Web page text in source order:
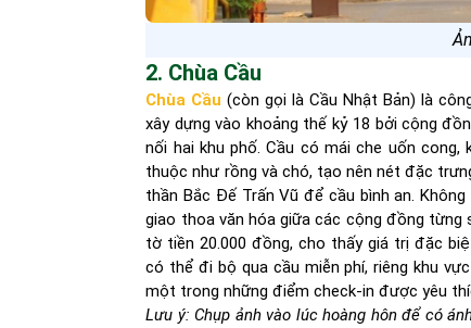
2. Chùa Cầu
Chùa Cầu (còn gọi là Cầu Nhật Bản) là
xây dựng vào khoảng thế kỷ 18 bởi cộng
nối hai khu phố. Cầu có mái che uốn
thuộc như rồng và chó, tạo nên nét đặc
thần Bắc Đế Trấn Vũ để cầu bình an.
giao thoa văn hóa giữa các cộng đồng từng
tờ tiền 20.000 đồng, cho thấy giá trị đặc
có thể đi bộ qua cầu miễn phí, riêng khu
một trong những điểm check-in được yêu
Lưu ý: Chụp ảnh vào lúc hoàng hôn để có